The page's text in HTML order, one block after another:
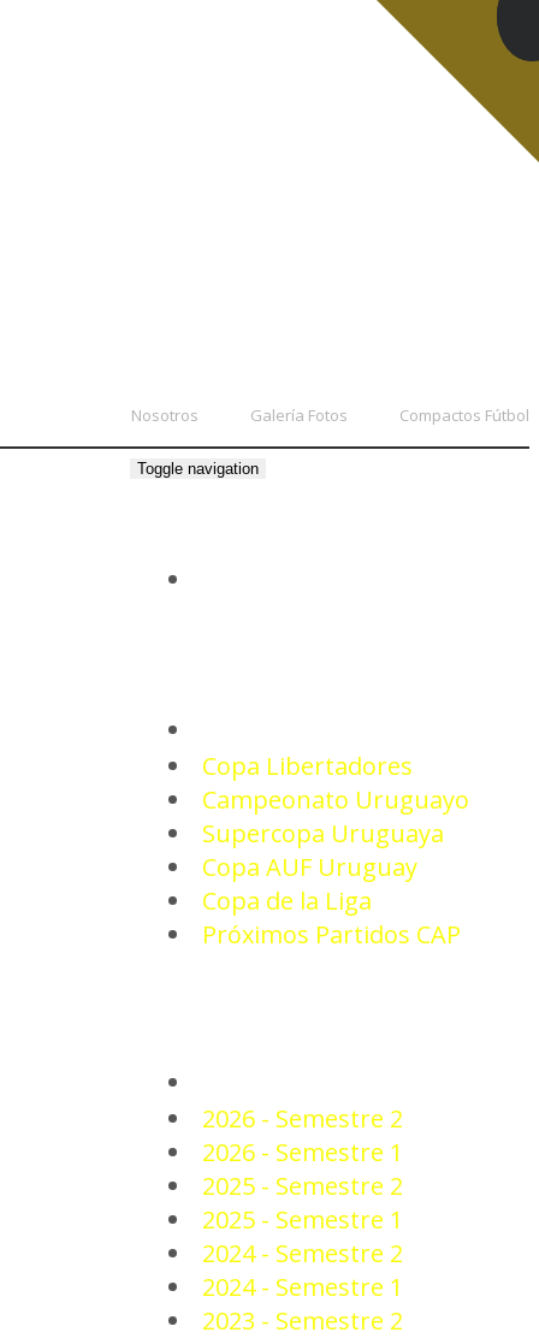
Nosotros Galería Fotos Compactos Fútbol
Toggle navigation
Copa Libertadores
Campeonato Uruguayo
Supercopa Uruguaya
Copa AUF Uruguay
Copa de la Liga
Próximos Partidos CAP
2026 - Semestre 2
2026 - Semestre 1
2025 - Semestre 2
2025 - Semestre 1
2024 - Semestre 2
2024 - Semestre 1
2023 - Semestre 2